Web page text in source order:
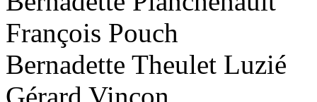
François Pouch
Bernadette Theulet Luzié